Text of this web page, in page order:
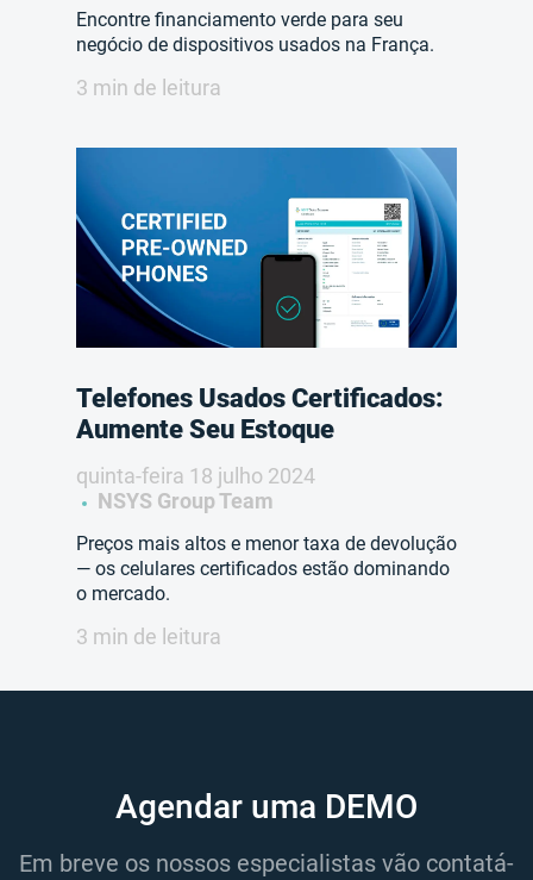
Encontre financiamento verde para seu
negócio de dispositivos usados na França.
3 min de leitura
Telefones Usados Certificados:
Aumente Seu Estoque
quinta-feira 18 julho 2024
NSYS Group Team
Preços mais altos e menor taxa de devolução
— os celulares certificados estão dominando
o mercado.
3 min de leitura
Agendar uma DEMO
Em breve os nossos especialistas vão contatá-